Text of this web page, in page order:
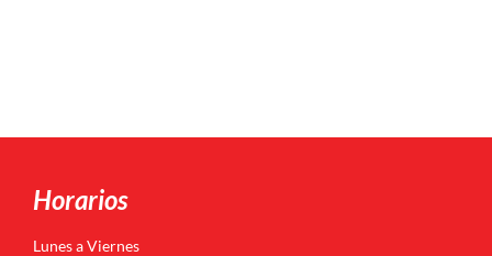
Horarios
Lunes a Viernes